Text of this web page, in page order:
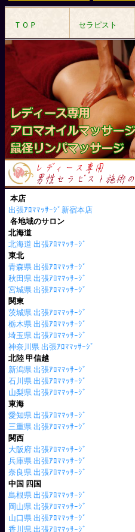
ＴＯＰ セラピスト
本店
出張ｱﾛﾏﾏｯｻｰｼﾞ新宿本店
各地域のサロン
北海道
北海道 出張ｱﾛﾏﾏｯｻｰｼﾞ
東北
青森県 出張ｱﾛﾏﾏｯｻｰｼﾞ
秋田県 出張ｱﾛﾏﾏｯｻｰｼﾞ
宮城県 出張ｱﾛﾏﾏｯｻｰｼﾞ
関東
茨城県 出張ｱﾛﾏﾏｯｻｰｼﾞ
栃木県 出張ｱﾛﾏﾏｯｻｰｼﾞ
埼玉県 出張ｱﾛﾏﾏｯｻｰｼﾞ
神奈川県 出張ｱﾛﾏﾏｯｻｰｼﾞ
北陸 甲信越
新潟県 出張ｱﾛﾏﾏｯｻｰｼﾞ
石川県 出張ｱﾛﾏﾏｯｻｰｼﾞ
山梨県 出張ｱﾛﾏﾏｯｻｰｼﾞ
東海
愛知県 出張ｱﾛﾏﾏｯｻｰｼﾞ
三重県 出張ｱﾛﾏﾏｯｻｰｼﾞ
関西
大阪府 出張ｱﾛﾏﾏｯｻｰｼﾞ
兵庫県 出張ｱﾛﾏﾏｯｻｰｼﾞ
奈良県 出張ｱﾛﾏﾏｯｻｰｼﾞ
中国 四国
島根県 出張ｱﾛﾏﾏｯｻｰｼﾞ
岡山県 出張ｱﾛﾏﾏｯｻｰｼﾞ
山口県 出張ｱﾛﾏﾏｯｻｰｼﾞ
香川県 出張ｱﾛﾏﾏｯｻｰｼﾞ